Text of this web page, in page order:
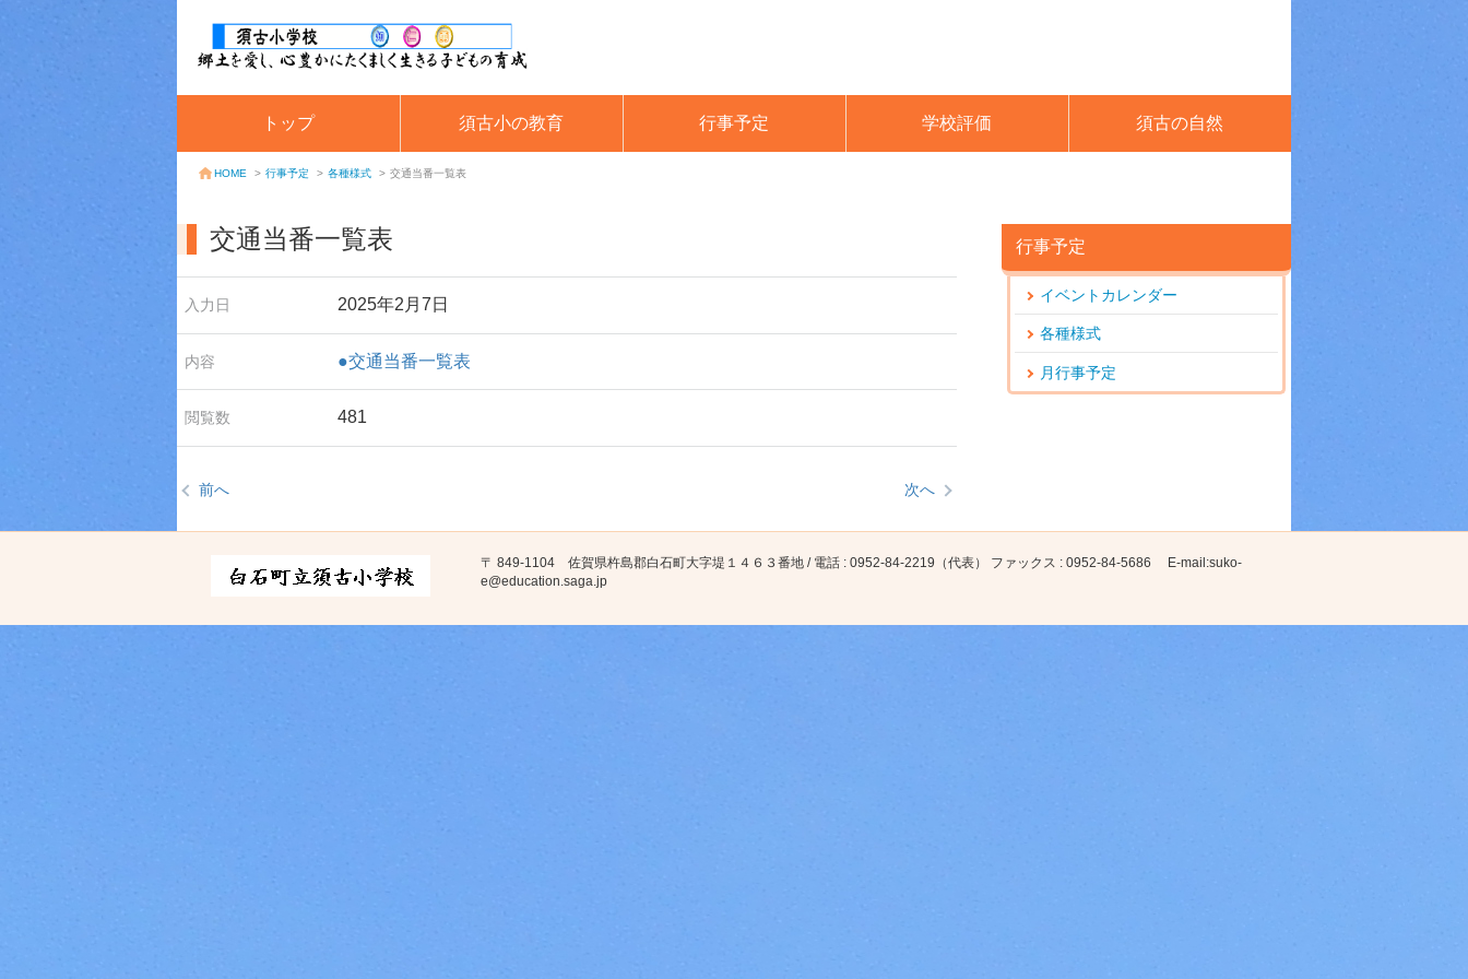
トップ 須古小の教育 行事予定 学校評価 須古の自然
HOME > 行事予定 > 各種様式 > 交通当番一覧表
交通当番一覧表
入力日 2025年2月7日
内容 ●交通当番一覧表
閲覧数 481
前へ 次へ
行事予定
イベントカレンダー
各種様式
月行事予定
〒 849-1104 佐賀県杵島郡白石町大字堤１４６３番地 / 電話 : 0952-84-2219（代表） ファックス : 0952-84-5686 E-mail:suko-
e@education.saga.jp